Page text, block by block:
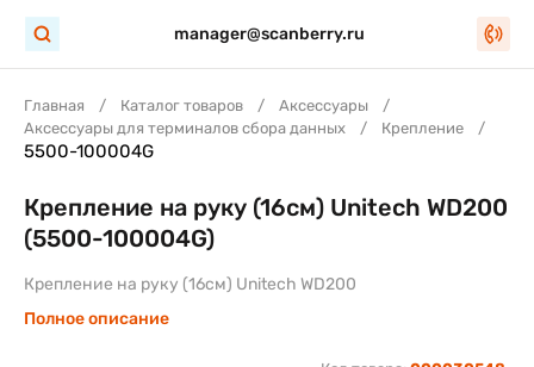
manager@scanberry.ru
Главная Каталог товаров
Аксессуары
Аксессуары для терминалов сбора данных
Крепление
5500-100004G
Крепление на руку (16см) Unitech WD200
(5500-100004G)
Крепление на руку (16см) Unitech WD200
Полное описание